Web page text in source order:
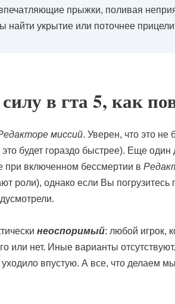
прыжки, поливая
найти укрытие или поточнее
в гта 5, как
миссий. Уверен, что это не
будет гораздо быстрее). Еще
при включенном бессмертии в
роли), однако если Вы погрузитесь
неоспоримый: любой игрок,
или нет. Иные варианты
впустую. А все, что делаем